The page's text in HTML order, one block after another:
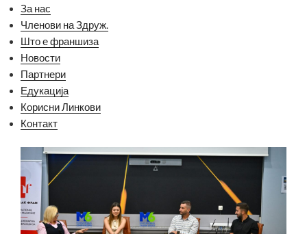
За нас
Членови на Здруж.
Што е франшиза
Новости
Партнери
Едукација
Корисни Линкови
Контакт